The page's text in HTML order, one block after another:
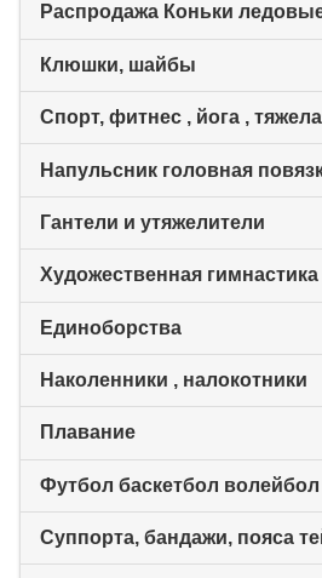
Распродажа Коньки
Клюшки, шайбы
Спорт, фитнес , йога ,
Напульсник головная
Гантели и утяжелители
Художественная
Единоборства
Наколенники , налокотники
Плавание
Суппорта, бандажи, пояса